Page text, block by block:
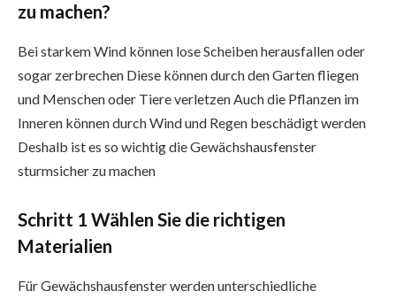
zu machen?
Bei starkem Wind können lose Scheiben herausfallen oder
sogar zerbrechen Diese können durch den Garten fliegen
und Menschen oder Tiere verletzen Auch die Pflanzen im
Inneren können durch Wind und Regen beschädigt werden
Deshalb ist es so wichtig die Gewächshausfenster
sturmsicher zu machen
Schritt 1 Wählen Sie die richtigen
Materialien
Für Gewächshausfenster werden unterschiedliche